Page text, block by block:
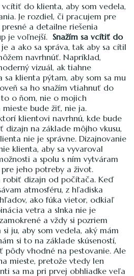
do klienta, aby som vedela,
Je rozdiel, či pracujem pre
a detailne riešenia
je voľnejší. Snažím sa vcítiť do
a ako sa správa, tak aby sa cítil
navrhnúť. Napríklad,
vizuál, ak tiahne
sa klienta pýtam, aby som sa mu
sa ho snažím vtiahnuť do
o ňom, nie o mojich
bude žiť, nie ja.
klientovi navrhnú, kde bude
dizajn na základe môjho vkusu,
nie je správne. Dizajnovanie
klienta, aby sa vyvaroval
a spolu s ním vytváram
jeho potreby a život.
robiť dizajn od počítača. Keď
atmosféru, z hľadiska
ako fúka vietor, odkiaľ
vetra a slnka nie je
a vždy si pozriem
ju, aby som vedela, aký mám
si to na základe skúseností,
pôdy vhodné na pestovanie. Ale
mieste, pretože vtedy len
sa ma pri prvej obhliadke veľa